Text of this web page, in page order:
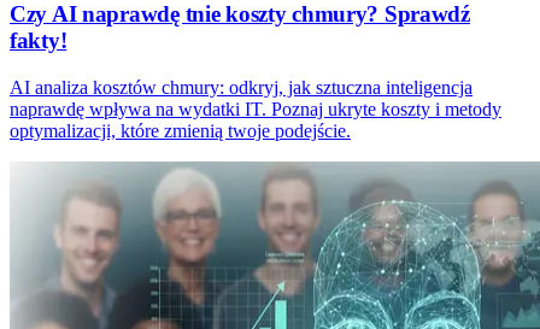
Czy AI naprawdę tnie koszty chmury? Sprawdź
fakty!
AI analiza kosztów chmury: odkryj, jak sztuczna inteligencja
naprawdę wpływa na wydatki IT. Poznaj ukryte koszty i metody
optymalizacji, które zmienią twoje podejście.